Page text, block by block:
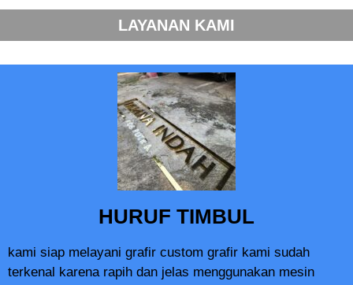
LAYANAN KAMI
HURUF TIMBUL
kami siap melayani grafir custom grafir kami sudah
terkenal karena rapih dan jelas menggunakan mesin